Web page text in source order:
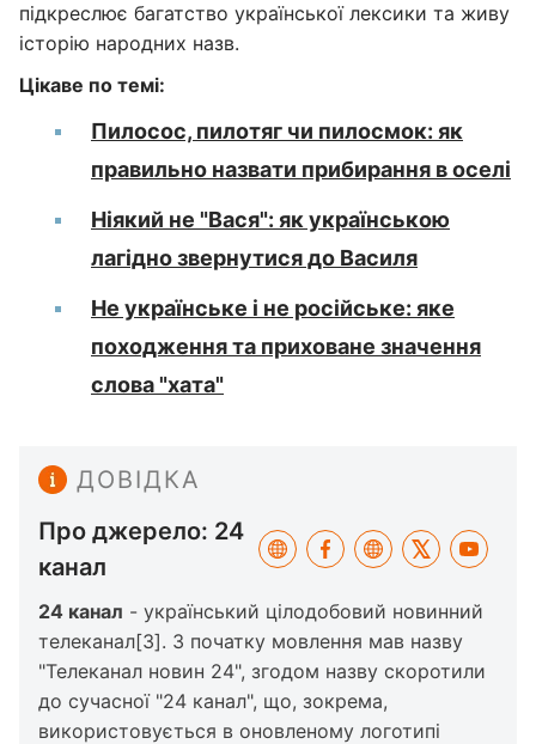
підкреслює багатство української лексики та живу
історію народних назв.
Цікаве по темі:
Пилосос, пилотяг чи пилосмок: як
правильно назвати прибирання в оселі
Ніякий не "Вася": як українською
лагідно звернутися до Василя
Не українське і не російське: яке
походження та приховане значення
слова "хата"
ДОВІДКА
Про джерело: 24
канал
24 канал - український цілодобовий новинний
телеканал[3]. З початку мовлення мав назву
"Телеканал новин 24", згодом назву скоротили
до сучасної "24 канал", що, зокрема,
використовується в оновленому логотипі